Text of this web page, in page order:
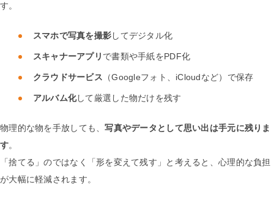
す。
スマホで写真を撮影してデジタル化
スキャナーアプリ で書類や手紙をPDF化
クラウドサービス （Googleフォト、iCloudなど）で保存
アルバム化して厳選した物だけを残す
物理的な物を手放しても、写真やデータとして思い出は手元に残りま
す。
「捨てる」のではなく「形を変えて残す」と考えると、心理的な負担
が大幅に軽減されます。